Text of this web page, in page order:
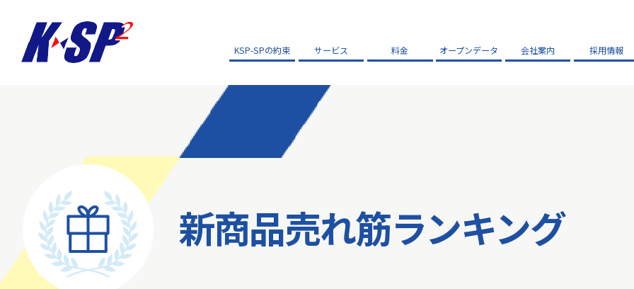
KSP-SPの約束 サービス 料金 オープンデータ 会社案内 採用情報
新商品売れ筋ランキング